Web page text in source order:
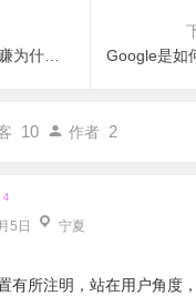
Google Adsense网赚为什么要做广告优化？
10 作者 2
4
5日 宁夏
有所注明，站在用户角度